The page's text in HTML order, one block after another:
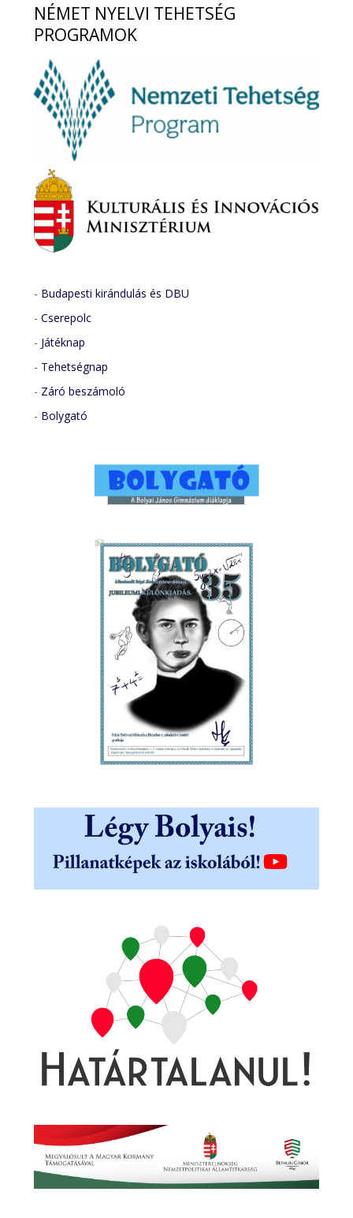
NÉMET NYELVI TEHETSÉG
PROGRAMOK
- Budapesti kirándulás és DBU
-Cserepolc
- Játéknap
- Tehetségnap
- Záró beszámoló
- Bolygató